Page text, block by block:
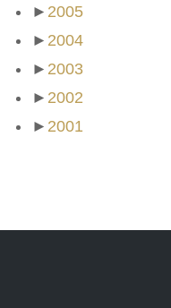
► 2005
► 2004
► 2003
► 2002
► 2001